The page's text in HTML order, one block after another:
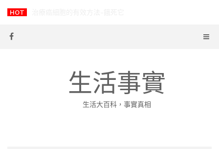
HOT
生活事實
生活大百科，事實真相